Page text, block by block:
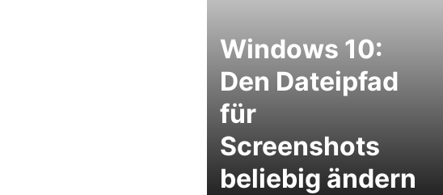
Windows 10:
Den Dateipfad
für
Screenshots
beliebig ändern